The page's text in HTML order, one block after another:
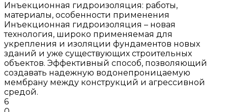
Инъекционная гидроизоляция: работы,
материалы, особенности применения
Инъекционная гидроизоляция – новая
технология, широко применяемая для
укрепления и изоляции фундаментов новых
зданий и уже существующих строительных
объектов. Эффективный способ, позволяющий
создавать надежную водонепроницаемую
мембрану между конструкций и агрессивной
средой.
6